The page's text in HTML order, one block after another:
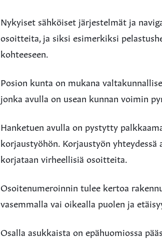
Nykyiset sähköiset järjestelmät ja
osoitteita, ja siksi esimerkiksi
kohteeseen.
Posion kunta on mukana
jonka avulla on usean kunnan voimin
Hanketuen avulla on pystytty
korjaustyöhön. Korjaustyön
korjataan virheellisiä osoitteita.
Osoitenumeroinnin tulee kertoa
vasemmalla vai oikealla puolen ja
Osalla asukkaista on epähuomiossa